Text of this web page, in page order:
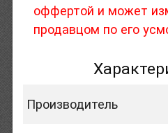
оффертой и может
продавцом по его
Производитель